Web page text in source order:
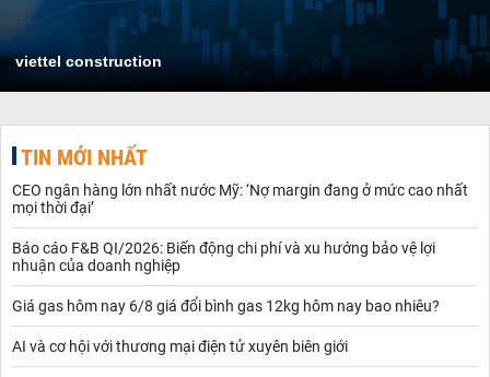
viettel construction
TIN MỚI NHẤT
CEO ngân hàng lớn nhất nước Mỹ: ‘Nợ margin đang ở mức cao nhất
mọi thời đại’
Báo cáo F&B QI/2026: Biến động chi phí và xu hướng bảo vệ lợi
nhuận của doanh nghiệp
Giá gas hôm nay 6/8 giá đổi bình gas 12kg hôm nay bao nhiêu?
AI và cơ hội với thương mại điện tử xuyên biên giới